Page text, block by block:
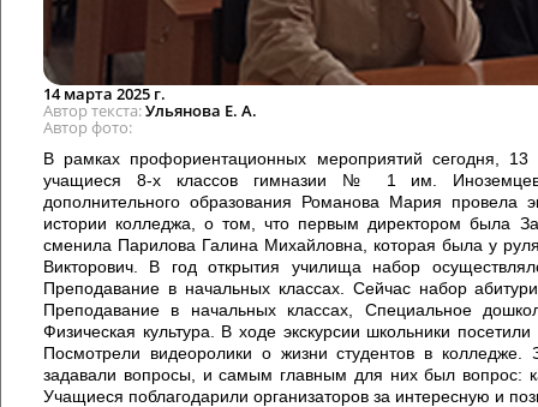
14 марта 2025 г.
Автор текста Ульянова Е. А.
Автор фото
В рамках профориентационных мероприятий сегодня, 13
учащиеся 8-х классов гимназии № 1 им.
дополнительного образования Романова Мария провела
истории колледжа, о том, что первым директором была
сменила Парилова Галина Михайловна, которая была у
Викторович. В год открытия училища набор
Преподавание в начальных классах. Сейчас набор
Преподавание в начальных классах, Специальное
Физическая культура. В ходе экскурсии школьники
Посмотрели видеоролики о жизни студентов в
задавали вопросы, и самым главным для них был вопрос:
Учащиеся поблагодарили организаторов за интересную и